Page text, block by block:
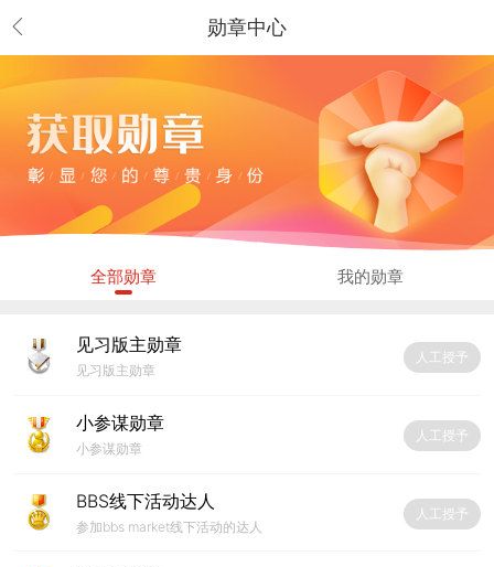
勋章中心
全部勋章 我的勋章
人工授予
见习版主勋章
见习版主勋章
人工授予
小参谋勋章
小参谋勋章
人工授予
BBS线下活动达人
参加bbs market线下活动的达人